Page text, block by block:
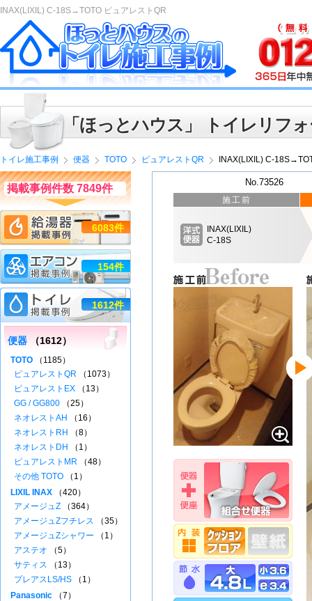
INAX(LIXIL) C-18S→TOTO ピュアレストQR
「ほっとハウス」 トイレリフ
トイレ施工事例 便器 TOTO ピュアレストQR INAX(LIXIL) C-
No.73526
施工前
INAX(LIXIL)
C-18S
掲載事例件数 7849件
6083件
154件
1612件
便器 （1612）
TOTO （1185）
ピュアレストQR （1073）
ピュアレストEX （13）
GG / GG800 （25）
ネオレストAH
（16）
ネオレストRH
（8）
ネオレストDH
（1）
ピュアレストMR （48）
その他 TOTO （1）
LIXIL INAX （420）
アメージュZ （364）
アメージュZフチレス （35）
アメージュZシャワー （1）
アステオ （5）
サティス （13）
プレアスLS/HS （1）
Panasonic （7）